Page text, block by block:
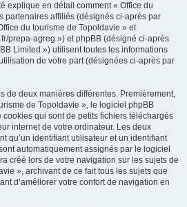
explique en détail comment « Office du
partenaires affiliés (désignés ci-après par
du tourisme de Topoldavie » et
prepa-agreg ») et phpBB (désigné ci-après
Limited ») utilisent toutes les informations
de votre part (désignées ci-après par
de deux manières différentes. Premièrement,
de Topoldavie », le logiciel phpBB
qui sont de petits fichiers téléchargés
internet de votre ordinateur. Les deux
qu’un identifiant utilisateur et un identifiant
automatiquement assignés par le logiciel
créé lors de votre navigation sur les sujets de
», archivant de ce fait tous les sujets que
d’améliorer votre confort de navigation en